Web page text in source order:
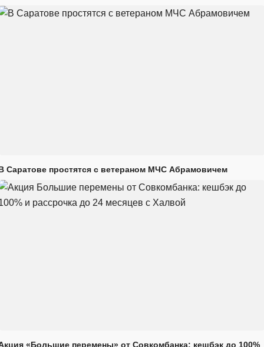
Саратове простятся с ветераном МЧС Абрамовичем
«Большие перемены» от Совкомбанка: кешбэк до 100%